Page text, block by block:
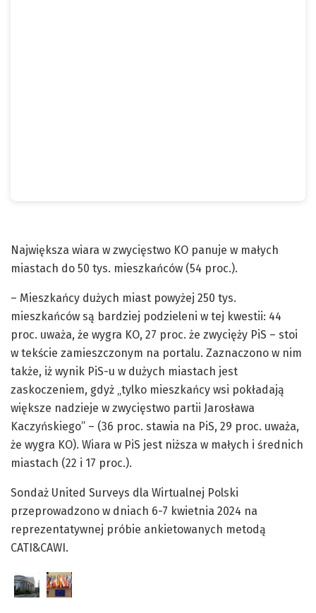
Największa wiara w zwycięstwo KO panuje w małych
miastach do 50 tys. mieszkańców (54 proc.).
– Mieszkańcy dużych miast powyżej 250 tys.
mieszkańców są bardziej podzieleni w tej kwestii: 44
proc. uważa, że wygra KO, 27 proc. że zwycięży PiS – stoi
w tekście zamieszczonym na portalu. Zaznaczono w nim
także, iż wynik PiS-u w dużych miastach jest
zaskoczeniem, gdyż „tylko mieszkańcy wsi pokładają
większe nadzieje w zwycięstwo partii Jarosława
Kaczyńskiego” – (36 proc. stawia na PiS, 29 proc. uważa,
że wygra KO). Wiara w PiS jest niższa w małych i średnich
miastach (22 i 17 proc.).
Sondaż United Surveys dla Wirtualnej Polski
przeprowadzono w dniach 6-7 kwietnia 2024 na
reprezentatywnej próbie ankietowanych metodą
CATI&CAWI.